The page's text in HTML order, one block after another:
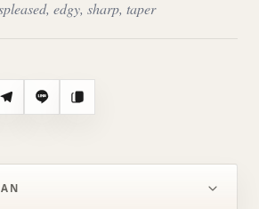
edgy, sharp, taper
TelegramLine Salin